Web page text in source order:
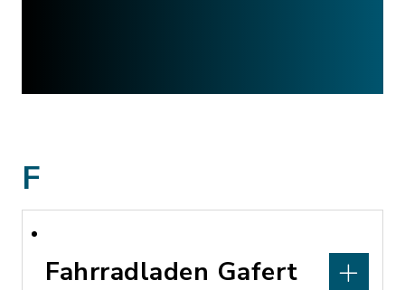
F
Fahrradladen Gafert